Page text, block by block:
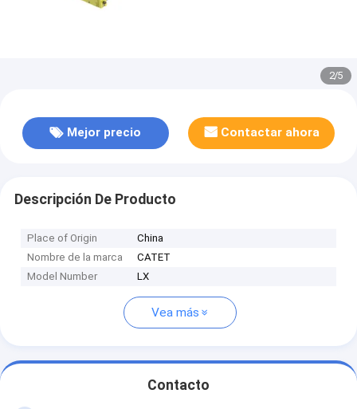
2/5
Mejor precio Contactar ahora
Descripción De Producto
Place of Origin
China
Nombre de la marca
CATET
Model Number
LX
Vea más
Contacto